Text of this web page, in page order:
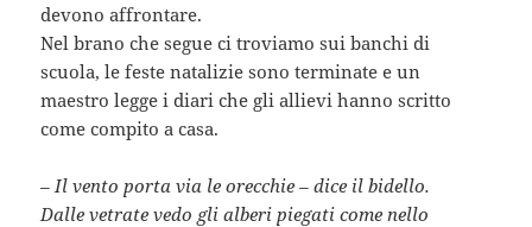
devono affrontare.
Nel brano che segue ci troviamo sui banchi di
scuola, le feste natalizie sono terminate e un
maestro legge i diari che gli allievi hanno scritto
come compito a casa.
– Il vento porta via le orecchie – dice il bidello.
Dalle vetrate vedo gli alberi piegati come nello